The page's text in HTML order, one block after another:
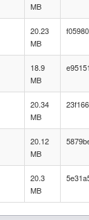
MB
20.23
MB
18.9
MB
20.34
MB
20.12
MB
20.3
MB